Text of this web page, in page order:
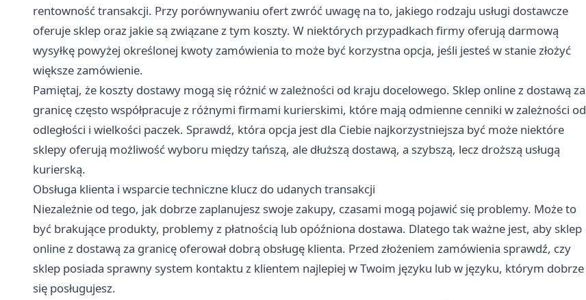
rentowność transakcji. Przy porównywaniu ofert zwróć uwagę na to, jakiego rodzaju usługi dostawcze
oferuje sklep oraz jakie są związane z tym koszty. W niektórych przypadkach firmy oferują darmową
wysyłkę powyżej określonej kwoty zamówienia to może być korzystna opcja, jeśli jesteś w stanie złożyć
większe zamówienie.
Pamiętaj, że koszty dostawy mogą się różnić w zależności od kraju docelowego. Sklep online z dostawą za
granicę często współpracuje z różnymi firmami kurierskimi, które mają odmienne cenniki w zależności od
odległości i wielkości paczek. Sprawdź, która opcja jest dla Ciebie najkorzystniejsza być może niektóre
sklepy oferują możliwość wyboru między tańszą, ale dłuższą dostawą, a szybszą, lecz droższą usługą
kurierską.
Obsługa klienta i wsparcie techniczne klucz do udanych transakcji
Niezależnie od tego, jak dobrze zaplanujesz swoje zakupy, czasami mogą pojawić się problemy. Może to
być brakujące produkty, problemy z płatnością lub opóźniona dostawa. Dlatego tak ważne jest, aby sklep
online z dostawą za granicę oferował dobrą obsługę klienta. Przed złożeniem zamówienia sprawdź, czy
sklep posiada sprawny system kontaktu z klientem najlepiej w Twoim języku lub w języku, którym dobrze
się posługujesz.